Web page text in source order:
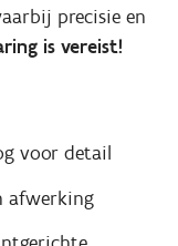
precisie en
is vereist!
voor detail
afwerking